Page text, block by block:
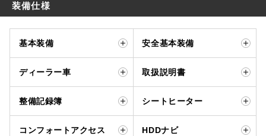
装備仕様
基本装備 安全基本装備
ディーラー車 取扱説明書
整備記録簿 シートヒーター
コンフォートアクセス HDDナビ